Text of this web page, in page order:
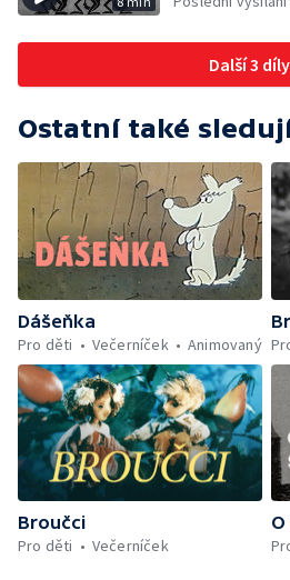
Další 3 díly
Ostatní také
Dášeňka
Pro děti
Večerníček Animovaný
Broučci
Pro děti
Večerníček